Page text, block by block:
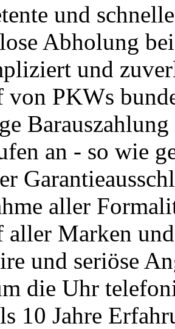
und
Abholung
und
von PKWs
an - so wie
aller
aller Marken
und seriöse
die Uhr
10 Jahre